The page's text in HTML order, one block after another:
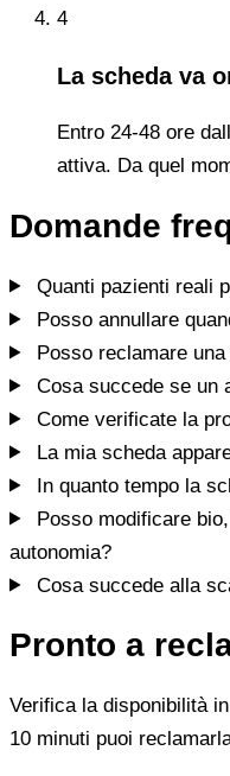
4
La scheda va
Entro 24-48 ore
attiva. Da quel
Domande
Quanti pazienti reali
Posso annullare
Posso reclamare
Cosa succede se un
Come verificate la
La mia scheda
In quanto tempo la
Posso modificare
autonomia?
Cosa succede alla
Pronto a
Verifica la disponibilità
10 minuti puoi